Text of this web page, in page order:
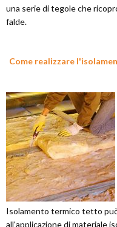
una serie di tegole che
falde.
Come realizzare
Isolamento termico tetto
all'applicazione di materiale